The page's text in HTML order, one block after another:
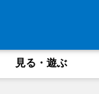
見る・遊ぶ